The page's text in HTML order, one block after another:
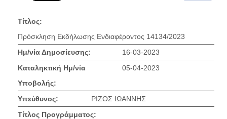
Τίτλος:
Πρόσκληση Εκδήλωσης Ενδιαφέροντος 14134/2023
Ημ/νία Δημοσίευσης:
16-03-2023
Καταληκτική Ημ/νία
Υποβολής:
05-04-2023
Υπεύθυνος:
ΡΙΖΟΣ ΙΩΑΝΝΗΣ
Τίτλος Προγράμματος: